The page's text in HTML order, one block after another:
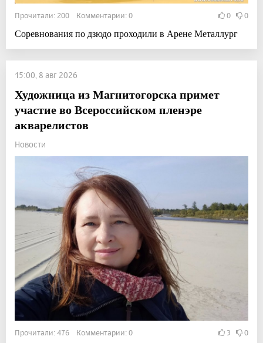
Прочитали: 200 Комментарии: 0 0 0
Соревнования по дзюдо проходили в Арене Металлург
15:00, 8 авг 2026
Художница из Магнитогорска примет
участие во Всероссийском пленэре
акварелистов
Новости
Прочитали: 476 Комментарии: 0 3 0